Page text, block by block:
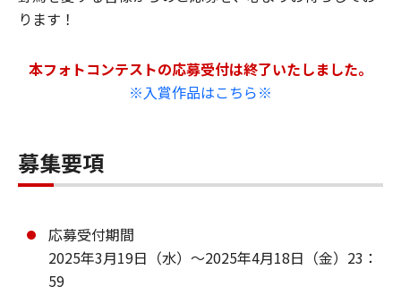
ります！
本フォトコンテストの応募受付は終了いたしました。
※入賞作品はこちら※
募集要項
応募受付期間
2025年3月19日（水）〜2025年4月18日（金）23：
59